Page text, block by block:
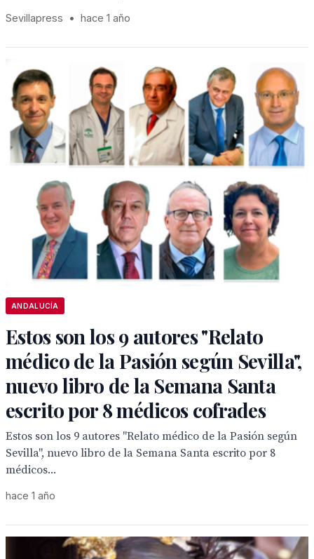
Sevillapress • hace 1 año
ANDALUCÍA
Estos son los 9 autores "Relato
médico de la Pasión según Sevilla",
nuevo libro de la Semana Santa
escrito por 8 médicos cofrades
Estos son los 9 autores "Relato médico de la Pasión según
Sevilla", nuevo libro de la Semana Santa escrito por 8
médicos...
hace 1 año